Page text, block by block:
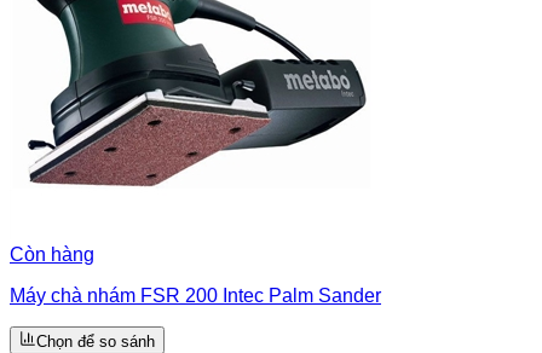
Còn hàng
Máy chà nhám FSR 200 Intec Palm Sander
Chọn để so sánh